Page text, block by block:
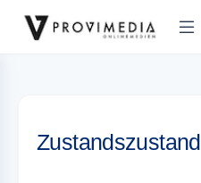
Zustandszustand